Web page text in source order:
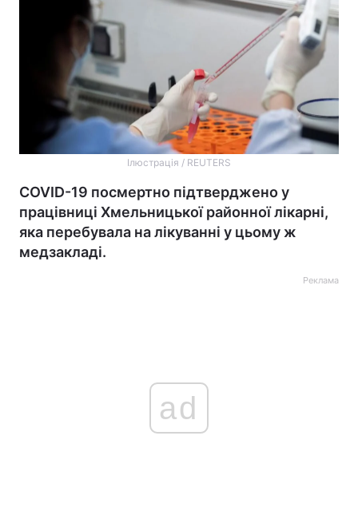
Ілюстрація / REUTERS
COVID-19 посмертно підтверджено у
працівниці Хмельницької районної лікарні,
яка перебувала на лікуванні у цьому ж
медзакладі.
Реклама
ad